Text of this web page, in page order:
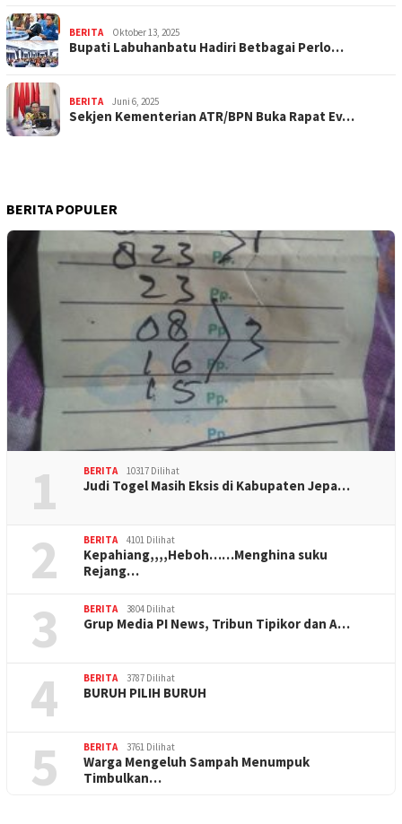
BERITA Oktober 13, 2025
Bupati Labuhanbatu Hadiri Betbagai Perlo…
BERITA Juni 6, 2025
Sekjen Kementerian ATR/BPN Buka Rapat Ev…
BERITA POPULER
1 BERITA 10317 Dilihat
Judi Togel Masih Eksis di Kabupaten Jepa…
2 BERITA 4101 Dilihat
Kepahiang,,,,Heboh……Menghina suku
Rejang…
3 BERITA 3804 Dilihat
Grup Media PI News, Tribun Tipikor dan A…
4 BERITA 3787 Dilihat
BURUH PILIH BURUH
5 BERITA 3761 Dilihat
Warga Mengeluh Sampah Menumpuk
Timbulkan…